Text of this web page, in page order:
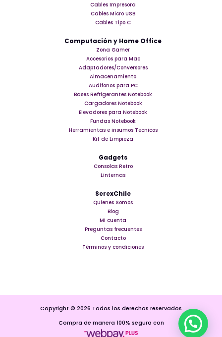
Cables Impresora
Cables Micro USB
Cables Tipo C
Computación y Home Office
Zona Gamer
Accesorios para Mac
Adaptadores/Conversores
Almacenamiento
Audifonos para PC
Bases Refrigerantes Notebook
Cargadores Notebook
Elevadores para Notebook
Fundas Notebook
Herramientas e insumos Tecnicos
Kit de Limpieza
Gadgets
Consolas Retro
Linternas
SerexChile
Quienes Somos
Blog
Mi cuenta
Preguntas frecuentes
Contacto
Términos y condiciones
Copyright © 2026 Todos los derechos reservados
Compra de manera 100% segura con